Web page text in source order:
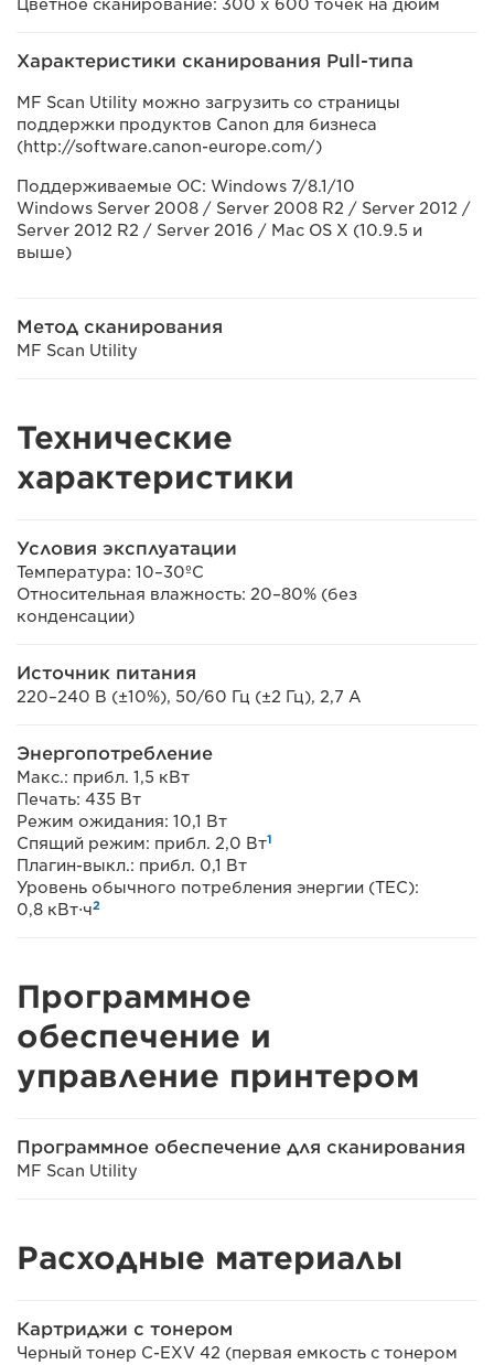
Цветное сканирование: 300 x 600 точек на дюйм
Характеристики сканирования Pull-типа
MF Scan Utility можно загрузить со страницы
поддержки продуктов Canon для бизнеса
(http://software.canon-europe.com/)
Поддерживаемые ОС: Windows 7/8.1/10
Windows Server 2008 / Server 2008 R2 / Server 2012 /
Server 2012 R2 / Server 2016 / Mac OS X (10.9.5 и
выше)
Метод сканирования
MF Scan Utility
Технические
характеристики
Условия эксплуатации
Температура: 10–30ºC
Относительная влажность: 20–80% (без
конденсации)
Источник питания
220–240 В (±10%), 50/60 Гц (±2 Гц), 2,7 А
Энергопотребление
Макс.: прибл. 1,5 кВт
Печать: 435 Вт
Режим ожидания: 10,1 Вт
Спящий режим: прибл. 2,0 Вт1
Плагин-выкл.: прибл. 0,1 Вт
Уровень обычного потребления энергии (TEC):
0,8 кВт⋅ч2
Программное
обеспечение и
управление принтером
Программное обеспечение для сканирования
MF Scan Utility
Расходные материалы
Картриджи с тонером
Черный тонер C-EXV 42 (первая емкость с тонером